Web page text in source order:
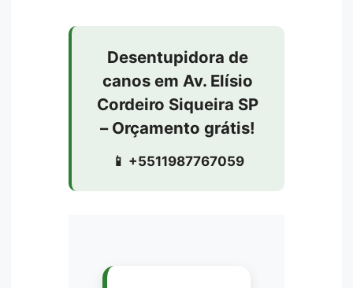
Desentupidora de
canos em Av. Elísio
Cordeiro Siqueira SP
– Orçamento grátis!
📱 +5511987767059